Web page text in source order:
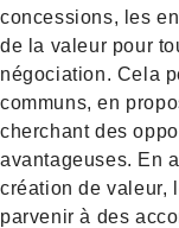
concessions, les
de la valeur pour
négociation. Cela
communs, en
cherchant des
avantageuses. En
création de valeur,
parvenir à des